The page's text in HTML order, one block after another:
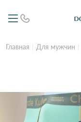
Главная Для мужчин